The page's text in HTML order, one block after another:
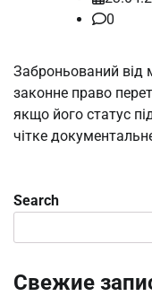
0
Заброньований від
законне право
якщо його статус
чітке
Search
Свежие